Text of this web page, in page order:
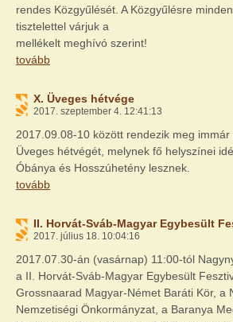
rendes Közgyűlését. A Közgyűlésre
tisztelettel várjuk a
mellékelt meghívó szerint!
tovább
X. Üveges hétvége
2017. szeptember 4. 12:41:13
2017.09.08-10 között rendezik meg
Üveges hétvégét, melynek fő helyszínei
Óbánya és Hosszúhetény lesznek.
tovább
II. Horvát-Sváb-Magyar Egybesült
2017. július 18. 10:04:16
2017.07.30-án (vasárnap) 11:00-tól
a II. Horvát-Sváb-Magyar Egybesült
Grossnaarad Magyar-Német Baráti Kör, a
Nemzetiségi Önkormányzat, a Baranya